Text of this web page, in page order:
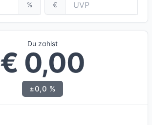
% €
Du zahlst
€ 0,00
±0,0 %